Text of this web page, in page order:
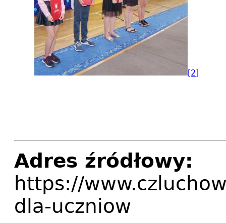
[2]
Adres źródłowy:
https://
dla-uczniow